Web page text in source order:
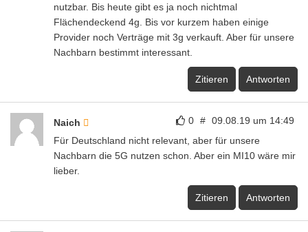
nutzbar. Bis heute gibt es ja noch nichtmal
Flächendeckend 4g. Bis vor kurzem haben einige
Provider noch Verträge mit 3g verkauft. Aber für unsere
Nachbarn bestimmt interessant.
Zitieren Antworten
0 # 09.08.19 um 14:49
Naich
Für Deutschland nicht relevant, aber für unsere
Nachbarn die 5G nutzen schon. Aber ein MI10 wäre mir
lieber.
Zitieren Antworten